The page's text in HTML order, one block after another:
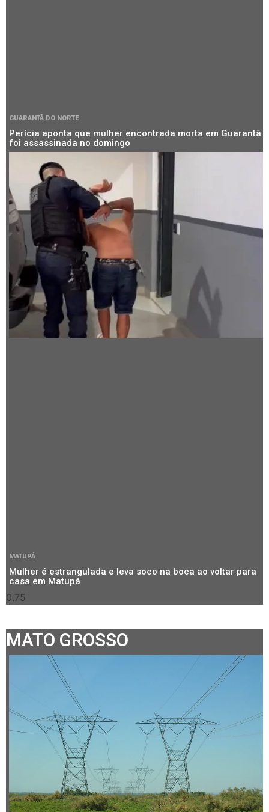
GUARANTÃ DO NORTE
Perícia aponta que mulher encontrada morta em Guarantã
foi assassinada no domingo
MATUPÁ
Mulher é estrangulada e leva soco na boca ao voltar para
casa em Matupá
MATO GROSSO